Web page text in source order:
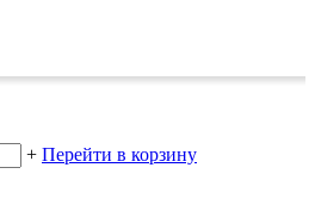
+ Перейти в корзину